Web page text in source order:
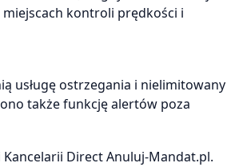
kontroli prędkości i
usługę ostrzegania i nielimitowany
także funkcję alertów poza
Direct Anuluj-Mandat.pl.